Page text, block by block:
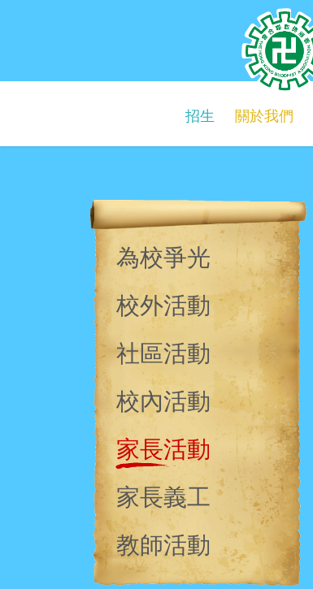
招生 關於我們
為校爭光
校外活動
社區活動
校內活動
家長活動
家長義工
教師活動